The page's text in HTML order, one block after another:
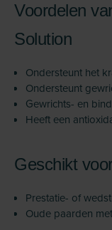
Voordelen
Solution
Ondersteunt het
Ondersteunt
Gewrichts- en
Heeft een
Geschikt
Prestatie- of
Oude paarden